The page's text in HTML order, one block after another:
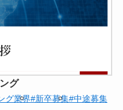
グ
グ業界#新卒募集#中途募集